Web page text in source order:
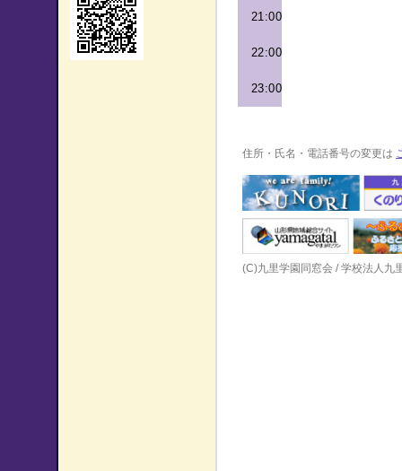
21:00
22:00
23:00
住所・氏名・電話番号の変更は
(C)九里学園同窓会 / 学校法人